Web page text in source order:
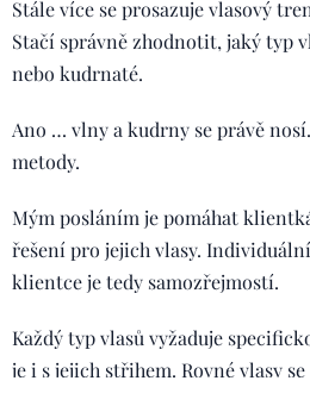
Stále více se prosazuje vlasový
Stačí správně zhodnotit, jaký typ
nebo kudrnaté.
Ano … vlny a kudrny se právě
metody.
Mým posláním je pomáhat
řešení pro jejich vlasy.
klientce je tedy samozřejmostí.
Každý typ vlasů vyžaduje
je i s jejich střihem. Rovné vlasy